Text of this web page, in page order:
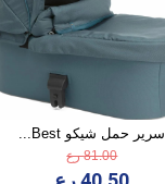
سرير حمل شيكو Best...
81.00 رع